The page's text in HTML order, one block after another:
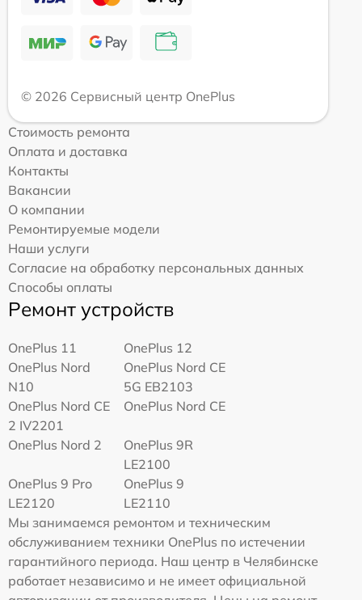
© 2026 Сервисный центр OnePlus
Стоимость ремонта
Оплата и доставка
Контакты
Вакансии
О компании
Ремонтируемые модели
Наши услуги
Согласие на обработку персональных данных
Способы оплаты
Ремонт устройств
OnePlus 11
OnePlus 12
OnePlus Nord
N10
OnePlus Nord CE
5G EB2103
OnePlus Nord CE
2 IV2201
OnePlus Nord CE
OnePlus Nord 2
OnePlus 9R
LE2100
OnePlus 9 Pro
LE2120
OnePlus 9
LE2110
Мы занимаемся ремонтом и техническим
обслуживанием техники OnePlus по истечении
гарантийного периода. Наш центр в Челябинске
работает независимо и не имеет официальной